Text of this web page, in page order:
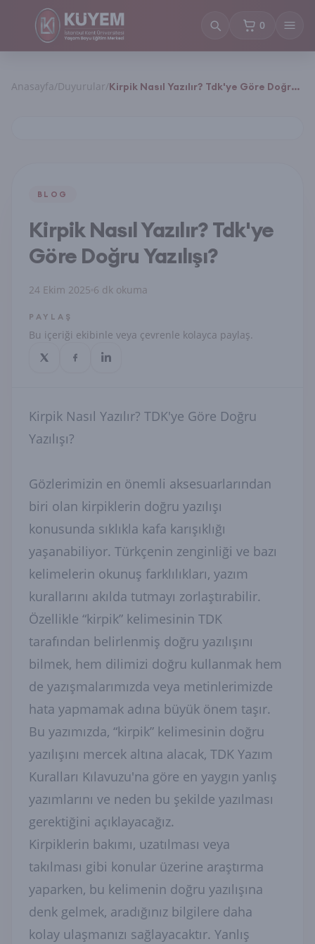
0
sepetteki
Anasayfa/Duyurular/Kirpik Nasıl Yazılır? Tdk'ye Göre Doğru
BLOG
Kirpik Nasıl Yazılır? Tdk'ye
Göre Doğru Yazılışı?
24 Ekim 2025 6 dk okuma
PAYLAŞ
Bu içeriği ekibinle veya çevrenle kolayca paylaş.
Kirpik Nasıl Yazılır? TDK'ye Göre Doğru
Yazılışı?
Gözlerimizin en önemli aksesuarlarından
biri olan kirpiklerin doğru yazılışı
konusunda sıklıkla kafa karışıklığı
yaşanabiliyor. Türkçenin zenginliği ve bazı
kelimelerin okunuş farklılıkları, yazım
kurallarını akılda tutmayı zorlaştırabilir.
Özellikle “kirpik” kelimesinin TDK
tarafından belirlenmiş doğru yazılışını
bilmek, hem dilimizi doğru kullanmak hem
de yazışmalarımızda veya metinlerimizde
hata yapmamak adına büyük önem taşır.
Bu yazımızda, “kirpik” kelimesinin doğru
yazılışını mercek altına alacak, TDK Yazım
Kuralları Kılavuzu'na göre en yaygın yanlış
yazımlarını ve neden bu şekilde yazılması
gerektiğini açıklayacağız.
Kirpiklerin bakımı, uzatılması veya
takılması gibi konular üzerine araştırma
yaparken, bu kelimenin doğru yazılışına
denk gelmek, aradığınız bilgilere daha
kolay ulaşmanızı sağlayacaktır. Yanlış